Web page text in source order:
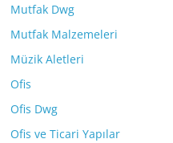
Mutfak Dwg
Mutfak Malzemeleri
Müzik Aletleri
Ofis
Ofis Dwg
Ofis ve Ticari Yapılar